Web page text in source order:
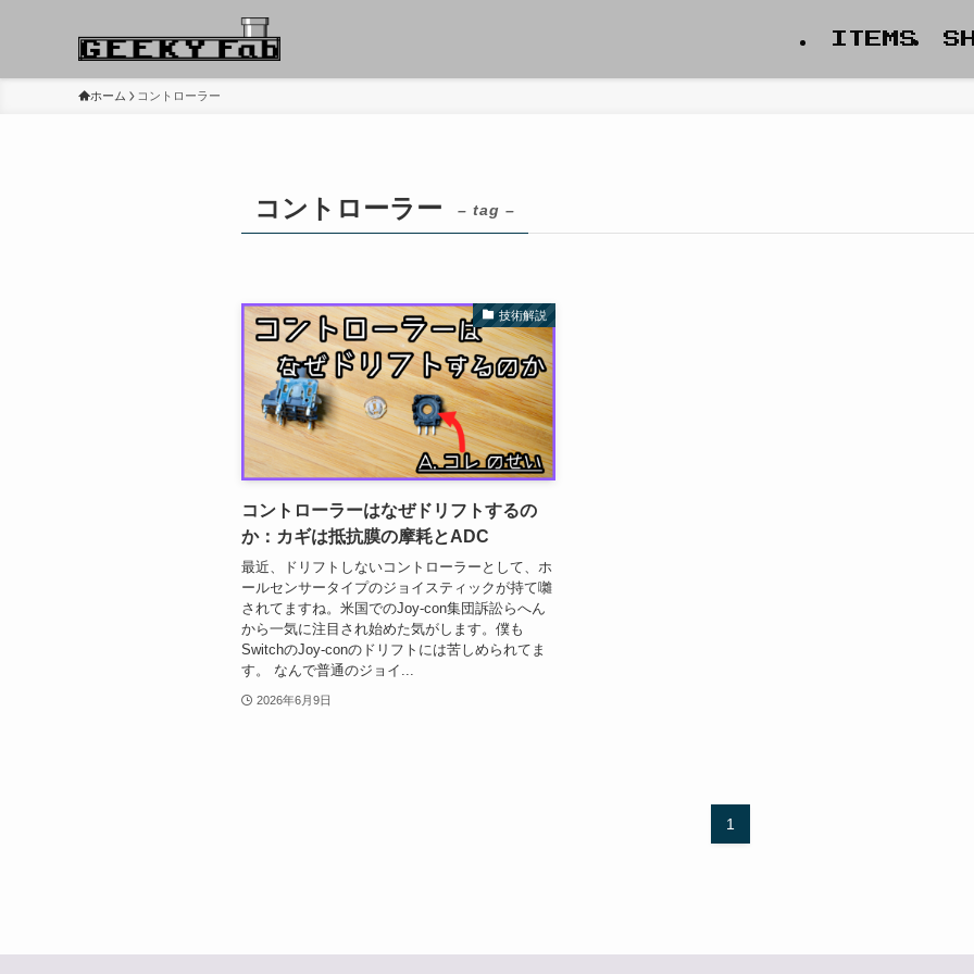
ITEMS
ホーム コントローラー
コントローラー – tag –
技術解説
コントローラーはなぜドリフトするの
か：カギは抵抗膜の摩耗とADC
最近、ドリフトしないコントローラーとして、ホ
ールセンサータイプのジョイスティックが持て囃
されてますね。米国でのJoy-con集団訴訟らへん
から一気に注目され始めた気がします。僕も
SwitchのJoy-conのドリフトには苦しめられてま
す。 なんで普通のジョイ...
2026年6月9日
1